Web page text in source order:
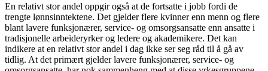
En relativt stor andel oppgir også at de fortsatte i jobb fordi de
trengte lønnsinntektene. Det gjelder flere kvinner enn menn og flere
blant lavere funksjonærer, service- og omsorgsansatte enn ansatte i
tradisjonelle arbeideryrker og ledere og akademikere. Det kan
indikere at en relativt stor andel i dag ikke ser seg råd til å gå av
tidlig. At det primært gjelder lavere funksjonærer, service- og